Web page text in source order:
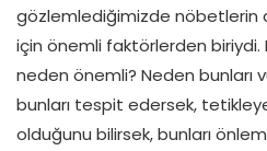
gözlemlediğimizde nöbetlerin
için önemli faktörlerden
neden önemli? Neden bunları
bunları tespit edersek,
olduğunu bilirsek, bunları